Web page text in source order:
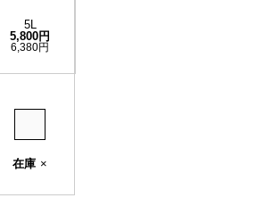
5L
5,800円
6,380円
在庫 ×